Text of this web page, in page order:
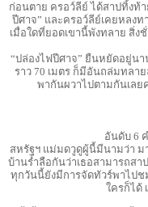
ก่อนตาย ครอว์ลีย์ ได้สาปทิ้งท้
ปีศาจ” และครอว์ลีย์เคยหลงท
เมื่อใดที่ยอดเขานี้พังทลาย สิ่ง
“ปล่องไฟปีศาจ” ยืนหยัดอยู่น
ราว 70 เมตร ก็มีอันถล่มทลา
พากันผวาไปตามกันเล
อันดับ 6
สหรัฐฯ แม่มดวูดูผู้นี้มีนามว่า ม
บ้านรํ่าลือกันว่าเธอสามารถส
ทุกวันนี้ยังมีการจัดทัวร์พาไปช
ใครก็ได้